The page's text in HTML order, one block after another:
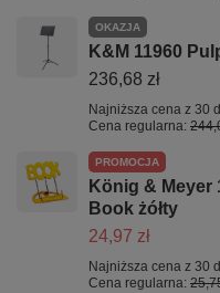
OKAZJA
K&M 11960
236,68 zł
Najniższa cena z 30
Cena regularna:
PROMOCJA
König & Meyer
Book żółty
24,97 zł
Najniższa cena z 30
Cena regularna: